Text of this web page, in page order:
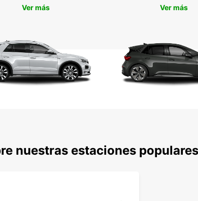
Ver más
Ver más
nuestras estaciones